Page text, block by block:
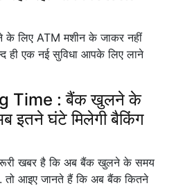
के लिए ATM मशीन के जाकर नहीं
ही एक नई सुविधा आपके लिए लाने
Time : बैंक खुलने के
इतने घंटे मिलेगी बैकिंग
खबर है कि अब बैंक खुलने के समय
तो आइए जानते हैं कि अब बैंक कितने